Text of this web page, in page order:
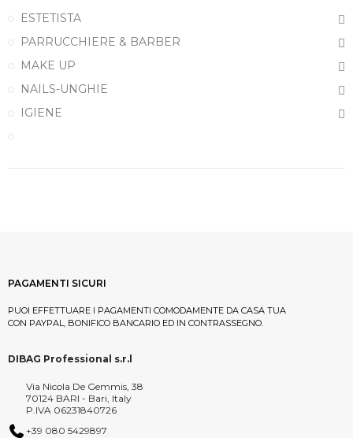
ESTETISTA
PARRUCCHIERE & BARBER
MAKE UP
NAILS-UNGHIE
IGIENE
PAGAMENTI SICURI
PUOI EFFETTUARE I PAGAMENTI COMODAMENTE DA CASA TUA
CON PAYPAL, BONIFICO BANCARIO ED IN CONTRASSEGNO.
DIBAG Professional s.r.l
Via Nicola De Gemmis, 38
70124 BARI - Bari, Italy
P.IVA 06231840726
+39 080 5429897